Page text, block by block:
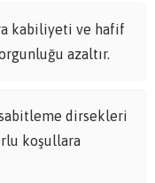
kabiliyeti ve hafif
azaltır.
sabitleme dirsekleri
koşullara